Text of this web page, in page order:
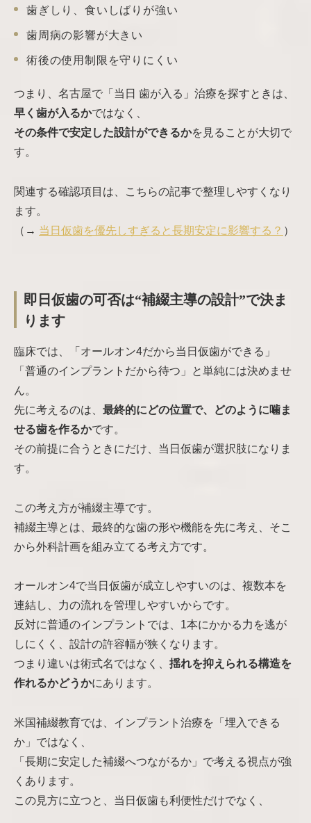
歯ぎしり、食いしばりが強い
歯周病の影響が大きい
術後の使用制限を守りにくい
つまり、名古屋で「当日 歯が入る」治療を探すときは、
早く歯が入るかではなく、
その条件で安定した設計ができるかを見ることが大切で
す。
関連する確認項目は、こちらの記事で整理しやすくなり
ます。
（→ 当日仮歯を優先しすぎると長期安定に影響する？ ）
即日仮歯の可否は“補綴主導の設計”で決ま
ります
臨床では、「オールオン4だから当日仮歯ができる」
「普通のインプラントだから待つ」と単純には決めませ
ん。
先に考えるのは、 最終的にどの位置で、どのように噛ま
せる歯を作るかです。
その前提に合うときにだけ、当日仮歯が選択肢になりま
す。
この考え方が補綴主導です。
補綴主導とは、最終的な歯の形や機能を先に考え、そこ
から外科計画を組み立てる考え方です。
オールオン4で当日仮歯が成立しやすいのは、複数本を
連結し、力の流れを管理しやすいからです。
反対に普通のインプラントでは、1本にかかる力を逃が
しにくく、設計の許容幅が狭くなります。
つまり違いは術式名ではなく、 揺れを抑えられる構造を
作れるかどうかにあります。
米国補綴教育では、インプラント治療を「埋入できる
か」ではなく、
「長期に安定した補綴へつながるか」で考える視点が強
くあります。
この見方に立つと、当日仮歯も利便性だけでなく、